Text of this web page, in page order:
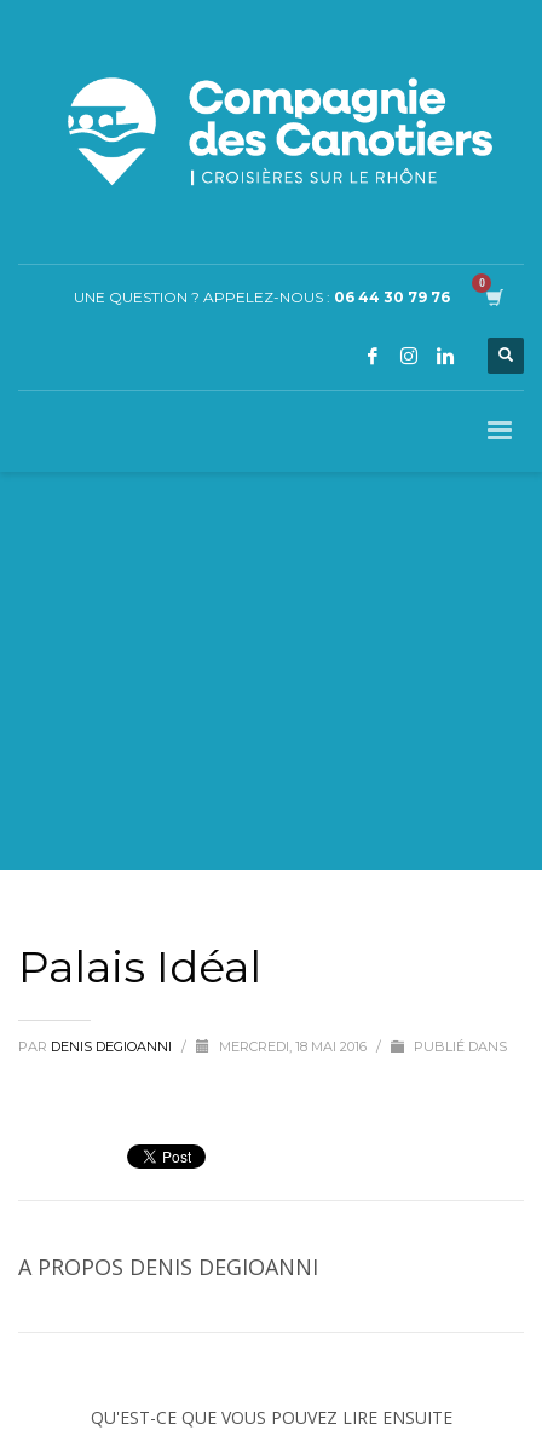
UNE QUESTION ? APPELEZ-NOUS : 06 44 30 79 76
Palais Idéal
PAR DENIS DEGIOANNI / MERCREDI, 18 MAI 2016 / PUBLIÉ DANS
A PROPOS DENIS DEGIOANNI
QU'EST-CE QUE VOUS POUVEZ LIRE ENSUITE